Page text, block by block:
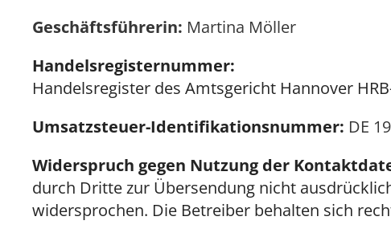
Geschäftsführerin: Martina Möller
Handelsregisternummer:
Handelsregister des Amtsgericht Hannover
Umsatzsteuer-Identifikationsnummer: DE
Widerspruch gegen Nutzung der
durch Dritte zur Übersendung nicht
widersprochen. Die Betreiber behalten sich